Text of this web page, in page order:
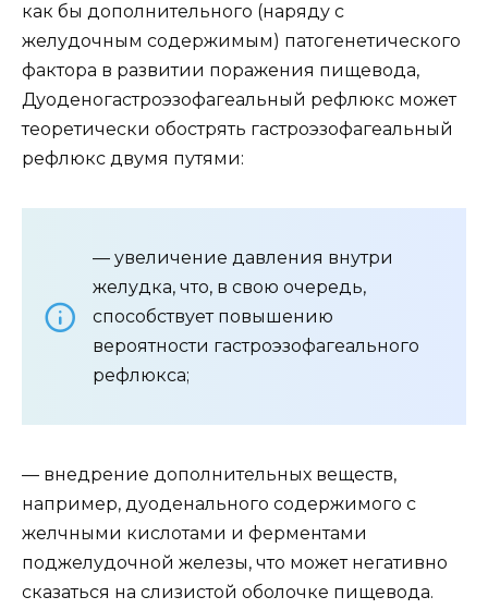
как бы дополнительного (наряду с
желудочным содержимым) патогенетического
фактора в развитии поражения пищевода,
Дуоденогастроэзофагеальный рефлюкс может
теоретически обострять гастроэзофагеальный
рефлюкс двумя путями:
— увеличение давления внутри
желудка, что, в свою очередь,
способствует повышению
вероятности гастроэзофагеального
рефлюкса;
— внедрение дополнительных веществ,
например, дуоденального содержимого с
желчными кислотами и ферментами
поджелудочной железы, что может негативно
сказаться на слизистой оболочке пищевода.